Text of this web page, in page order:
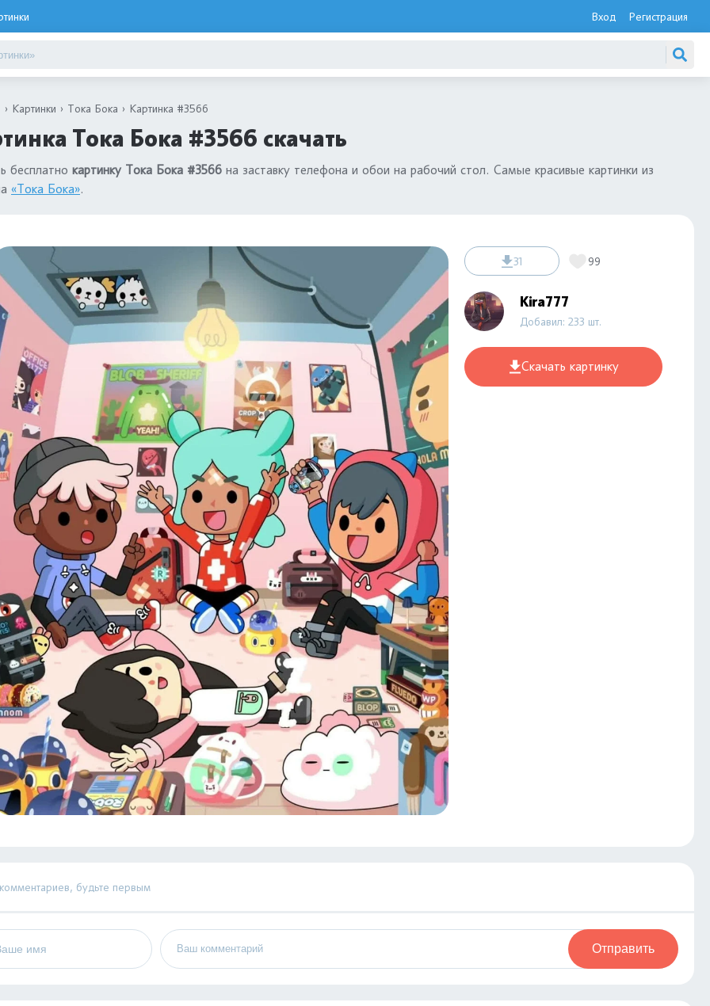
Вход Регистрация
Картинки Тока Бока Картинка #3566
Тока Бока #3566 скачать
бесплатно картинку Тока Бока #3566 на заставку телефона и обои на рабочий стол. Самые красивые картинки из
«Тока Бока».
31 99
Kira777
Добавил: 233 шт.
Скачать картинку
будьте первым
Отправить